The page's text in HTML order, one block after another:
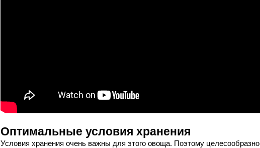
Оптимальные условия хранения
Условия хранения очень важны для этого овоща. Поэтому целесообразно